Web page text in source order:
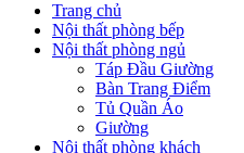
Trang chủ
Nội thất phòng bếp
Nội thất phòng ngủ
Táp Đầu Giường
Bàn Trang Điểm
Tủ Quần Áo
Giường
Nội thất phòng khách